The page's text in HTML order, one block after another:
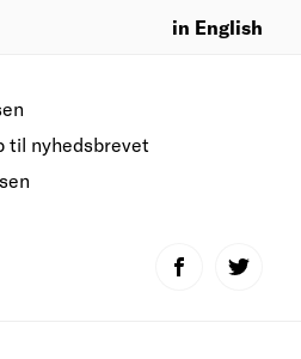
in English
til nyhedsbrevet